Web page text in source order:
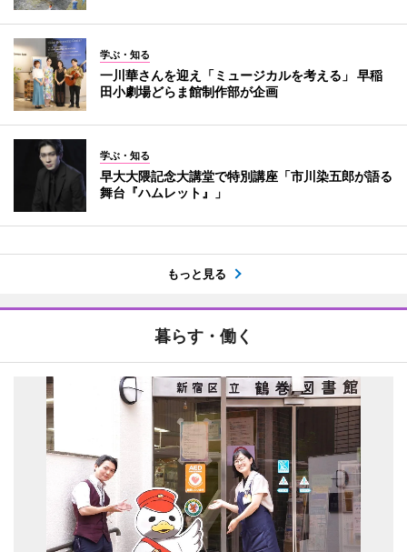
学ぶ・知る
一川華さんを迎え「ミュージカルを考える」 早稲
田小劇場どらま館制作部が企画
学ぶ・知る
早大大隈記念大講堂で特別講座「市川染五郎が語る
舞台『ハムレット』」
もっと見る
暮らす・働く